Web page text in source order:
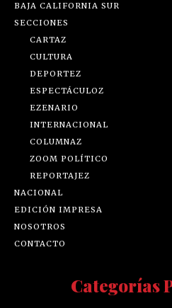
BAJA CALIFORNIA SUR
SECCIONES
CARTAZ
CULTURA
DEPORTEZ
ESPECTÁCULOZ
EZENARIO
INTERNACIONAL
COLUMNAZ
ZOOM POLÍTICO
REPORTAJEZ
NACIONAL
EDICIÓN IMPRESA
NOSOTROS
CONTACTO
Categorías